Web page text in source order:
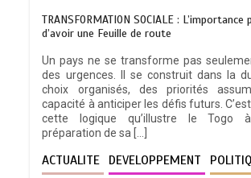
TRANSFORMATION SOCIALE :
d’avoir une Feuille de route
Un pays ne se transforme pas
des urgences. Il se construit dans la
choix organisés, des priorités
capacité à anticiper les défis futurs.
cette logique qu’illustre le Togo
préparation de sa […]
ACTUALITE DEVELOPPEMENT